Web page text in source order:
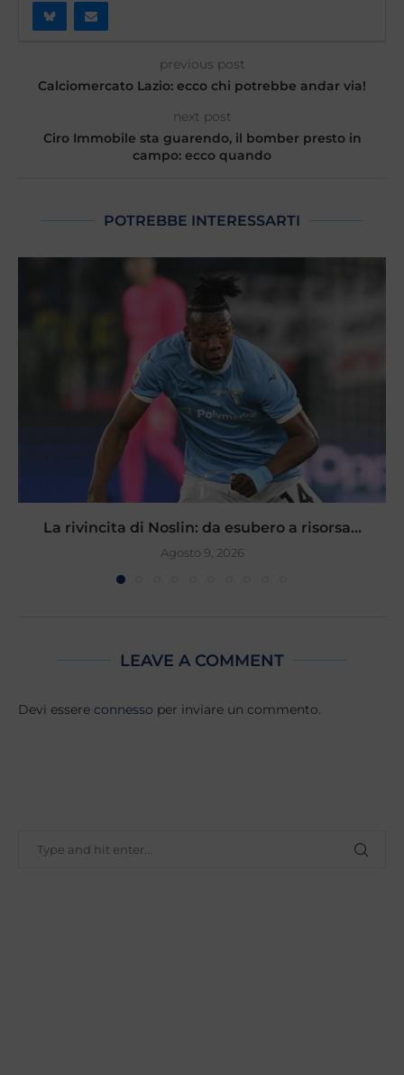
previous post
Calciomercato Lazio: ecco chi potrebbe andar via!
next post
Ciro Immobile sta guarendo, il bomber presto in
campo: ecco quando
POTREBBE INTERESSARTI
La rivincita di Noslin: da esubero a risorsa...
Agosto 9, 2026
LEAVE A COMMENT
Devi essere connesso per inviare un commento.